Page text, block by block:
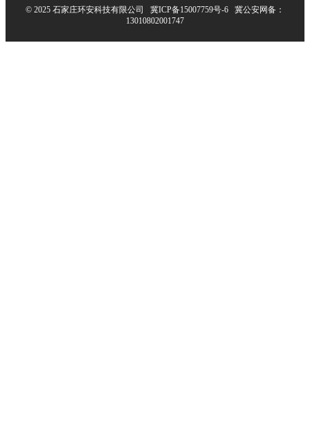
© 2025 石家庄环安科技有限公司 冀ICP备15007759号-6
冀公安网备：
13010802001747